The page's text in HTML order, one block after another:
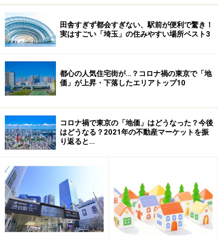
圏域別・用途別対前年平均変動率
上昇の背景として、住宅地については、低金利と住宅ロ
れた地域を中心に、需要が堅調となっています。
商業地については、景気回復や良好な資金調達環境の
下、（1）主要都市でのオフィス空室率の低下、賃料上
昇による収益性の向上、（2）インバウンド増加による
店舗、ホテルの旺盛な進出意欲、（3）インフラ整備や
再開発の進展による利便性向上などを背景に需要が拡大
したことが要因です。
田舎すぎず都会すぎない、駅前が便利で驚き！
実はすごい「埼玉」の住みやすい場所ベスト3
都心の人気住宅街が…？コロナ禍の東京で「地
価」が上昇・下落したエリアトップ10
コロナ禍で東京の「地価」はどうなった？今後
はどうなる？2021年の不動産マーケットを振
り返ると…